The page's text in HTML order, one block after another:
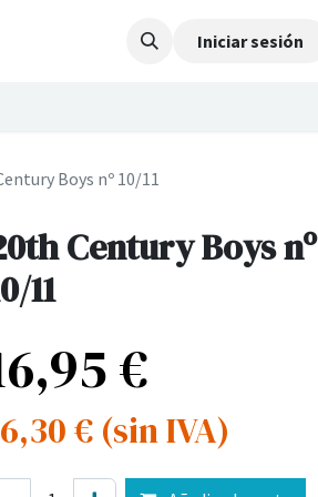
Iniciar sesión
Boys nº 10/11
Century Boys nº
11
€
€ (sin IVA)